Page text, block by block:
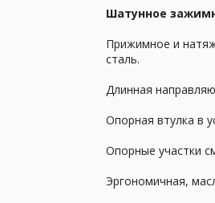
Шатунное
Прижимное и
сталь.
Длинная
Опорная втулка в
Опорные участки
Эргономичная,